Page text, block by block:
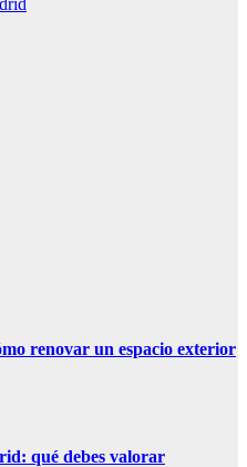
renovar un espacio exterior
qué debes valorar